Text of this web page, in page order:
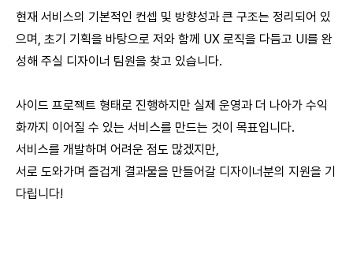
현재 서비스의 기본적인 컨셉 및 방향성과 큰 구조는 정리되어 있
으며, 초기 기획을 바탕으로 저와 함께 UX 로직을 다듬고 UI를 완
성해 주실 디자이너 팀원을 찾고 있습니다.
사이드 프로젝트 형태로 진행하지만 실제 운영과 더 나아가 수익
화까지 이어질 수 있는 서비스를 만드는 것이 목표입니다.
서비스를 개발하며 어려운 점도 많겠지만,
서로 도와가며 즐겁게 결과물을 만들어갈 디자이너분의 지원을 기
다립니다!